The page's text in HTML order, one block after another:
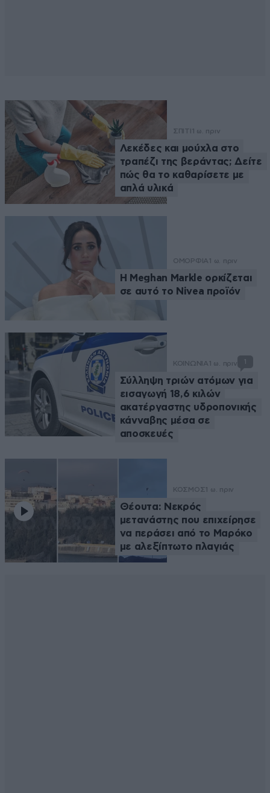
ΣΠΙΤΙ 1 ω. πριν
Λεκέδες και μούχλα στο
τραπέζι της βεράντας; Δείτε
πώς θα το καθαρίσετε με
απλά υλικά
ΟΜΟΡΦΙΑ 1 ω. πριν
Η Meghan Markle ορκίζεται
σε αυτό το Nivea προϊόν
ΚΟΙΝΩΝΙΑ 1 ω. πριν 1
Σύλληψη τριών ατόμων για
εισαγωγή 18,6 κιλών
ακατέργαστης υδροπονικής
κάνναβης μέσα σε
αποσκευές
ΚΟΣΜΟΣ 1 ω. πριν
Θέουτα: Νεκρός
μετανάστης που επιχείρησε
να περάσει από το Μαρόκο
με αλεξίπτωτο πλαγιάς